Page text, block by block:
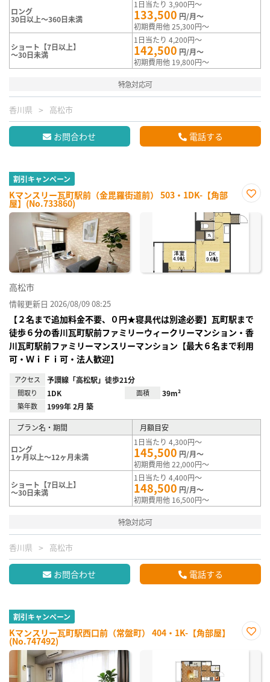
ロング
30日以上～360日未満
1日当たり 3,900円～
133,500 円/月～
初期費用他 25,300円～
ショート【7日以上】
～30日未満
1日当たり 4,200円～
142,500 円/月～
初期費用他 19,800円～
特急対応可
香川県 高松市
お問合わせ 電話する
割引キャンペーン
Kマンスリー瓦町駅前（金毘羅街道前） 503・1DK-【角部
屋】(No.733860)
に入
り登
高松市
情報更新日 2026/08/09 08:25
【２名まで追加料金不要、０円★寝具代は別途必要】瓦町駅まで
徒歩６分の香川瓦町駅前ファミリーウィークリーマンション・香
川瓦町駅前ファミリーマンスリーマンション【最大６名まで利用
可・ＷｉＦｉ可・法人歓迎】
アクセス 予讃線「高松駅」徒歩21分
間取り 1DK 面積 39m²
築年数 1999年 2月 築
プラン名・期間 月額目安
ロング
1ヶ月以上～12ヶ月未満
1日当たり 4,300円～
145,500 円/月～
初期費用他 22,000円～
ショート【7日以上】
～30日未満
1日当たり 4,400円～
148,500 円/月～
初期費用他 16,500円～
特急対応可
香川県 高松市
お問合わせ 電話する
割引キャンペーン
Kマンスリー瓦町駅西口前（常盤町） 404・1K-【角部屋】
(No.747492)
に入